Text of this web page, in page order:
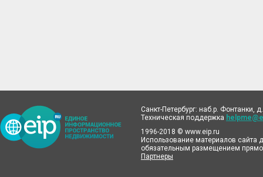
Санкт-Петербург: наб.р. Фонтанки,
Техническая поддержка
1996-2018 © www.eip.ru
Использование материалов сайта
обязательным размещением
Партнеры